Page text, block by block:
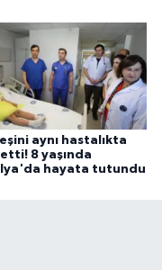
aynı hastalıkta
8 yaşında
hayata tutundu